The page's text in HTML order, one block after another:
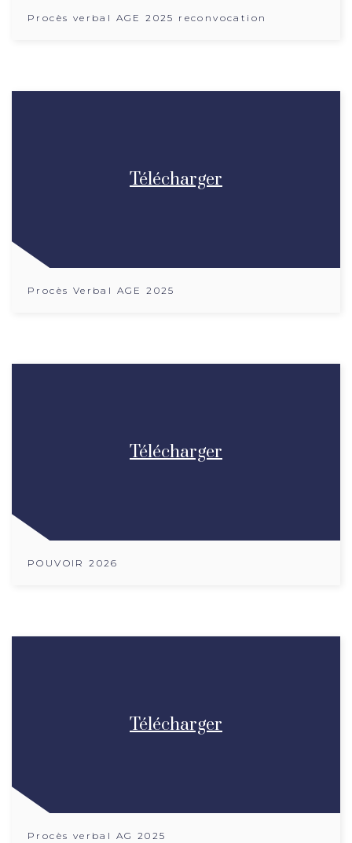
Procès verbal AGE 2025 reconvocation
Télécharger
Procès Verbal AGE 2025
Télécharger
POUVOIR 2026
Télécharger
Procès verbal AG 2025